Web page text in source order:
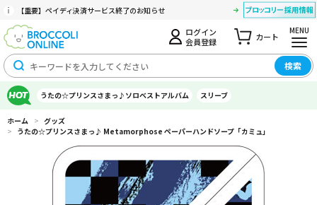
【重要】ペイディ決済サービス終了のお知らせ
ログイン
会員登録
カート
MENU
検索
うたの☆プリンスさまっ♪ソロベストアルバム スリーブ
ホーム > グッズ
> うたの☆プリンスさまっ♪ Metamorphose ペーパーハンドソープ「カミュ」